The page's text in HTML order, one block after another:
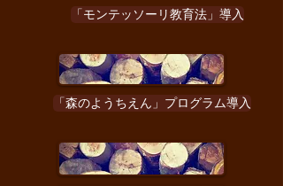
(火) 現地見
「モンテッソーリ教育法」導入
「森のようちえん」プログラム導入